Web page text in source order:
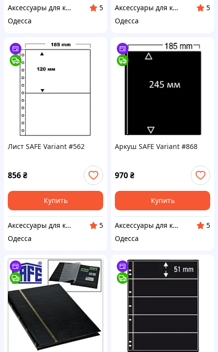
Аксессуары для коллекционеров SAFE
5
Одесса
Аксессуары для коллекционеров SAFE
5
Одесса
Лист SAFE Variant #562
856₴
Купить
Аксессуары для коллекционеров SAFE
5
Одесса
Аркуш SAFE Variant #868
970₴
Купить
Аксессуары для коллекционеров SAFE
5
Одесса